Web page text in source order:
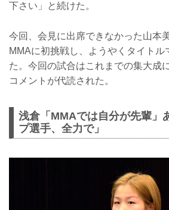
下さい」と続けた。
今回、会見に出席できなかった山本
MMAに初挑戦し、ようやくタイトル
た。今回の試合はこれまでの集大成
コメントが代読された。
浅倉「MMAでは自分が先輩」
プ選手、全力で」